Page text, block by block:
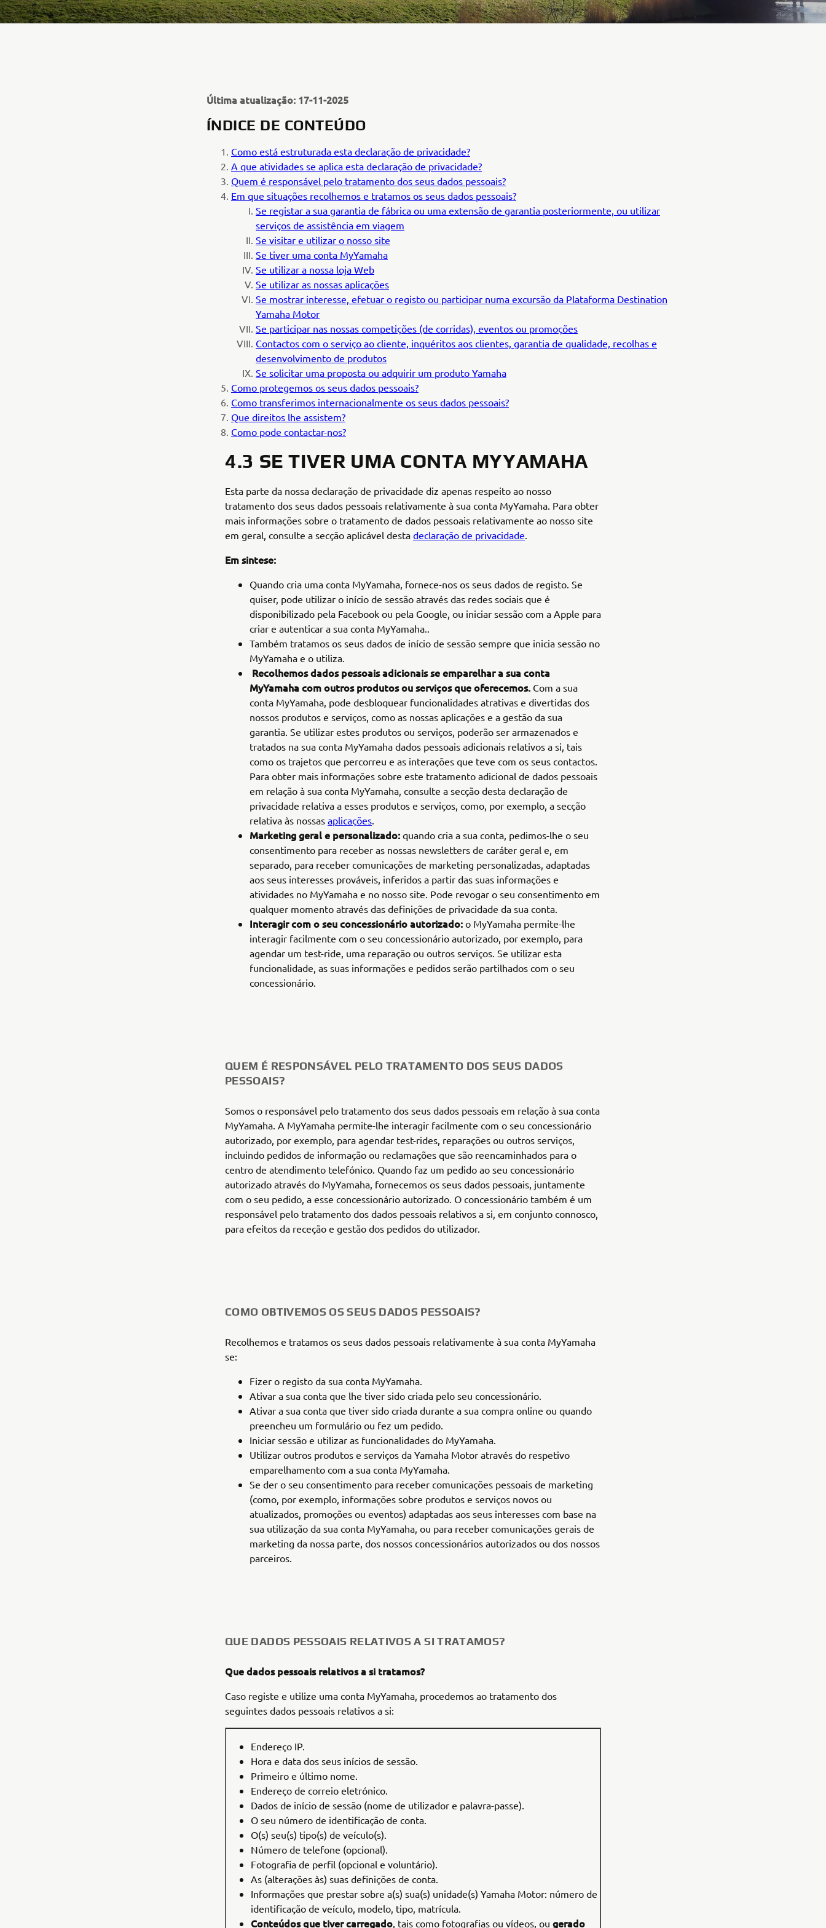
Última atualização: 17-11-2025
ÍNDICE DE CONTEÚDO
Como está estruturada esta declaração de privacidade?
A que atividades se aplica esta declaração de privacidade?
Quem é responsável pelo tratamento dos seus dados pessoais?
Em que situações recolhemos e tratamos os seus dados pessoais?
Se registar a sua garantia de fábrica ou uma extensão de garantia posteriormente, ou utilizar
serviços de assistência em viagem
Se visitar e utilizar o nosso site
Se tiver uma conta MyYamaha
Se utilizar a nossa loja Web
Se utilizar as nossas aplicações
Se mostrar interesse, efetuar o registo ou participar numa excursão da Plataforma Destination
Yamaha Motor
Se participar nas nossas competições (de corridas), eventos ou promoções
Contactos com o serviço ao cliente, inquéritos aos clientes, garantia de qualidade, recolhas e
desenvolvimento de produtos
Se solicitar uma proposta ou adquirir um produto Yamaha
Como protegemos os seus dados pessoais?
Como transferimos internacionalmente os seus dados pessoais?
Que direitos lhe assistem?
Como pode contactar-nos?
4.3 SE TIVER UMA CONTA MYYAMAHA
Esta parte da nossa declaração de privacidade diz apenas respeito ao nosso
tratamento dos seus dados pessoais relativamente à sua conta MyYamaha. Para obter
mais informações sobre o tratamento de dados pessoais relativamente ao nosso site
em geral, consulte a secção aplicável desta declaração de privacidade.
Em sintese:
Quando cria uma conta MyYamaha, fornece-nos os seus dados de registo. Se
quiser, pode utilizar o início de sessão através das redes sociais que é
disponibilizado pela Facebook ou pela Google, ou iniciar sessão com a Apple para
criar e autenticar a sua conta MyYamaha..
Também tratamos os seus dados de início de sessão sempre que inicia sessão no
MyYamaha e o utiliza.
Recolhemos dados pessoais adicionais se emparelhar a sua conta
MyYamaha com outros produtos ou serviços que oferecemos. Com a sua
conta MyYamaha, pode desbloquear funcionalidades atrativas e divertidas dos
nossos produtos e serviços, como as nossas aplicações e a gestão da sua
garantia. Se utilizar estes produtos ou serviços, poderão ser armazenados e
tratados na sua conta MyYamaha dados pessoais adicionais relativos a si, tais
como os trajetos que percorreu e as interações que teve com os seus contactos.
Para obter mais informações sobre este tratamento adicional de dados pessoais
em relação à sua conta MyYamaha, consulte a secção desta declaração de
privacidade relativa a esses produtos e serviços, como, por exemplo, a secção
relativa às nossas aplicações.
Marketing geral e personalizado: quando cria a sua conta, pedimos-lhe o seu
consentimento para receber as nossas newsletters de caráter geral e, em
separado, para receber comunicações de marketing personalizadas, adaptadas
aos seus interesses prováveis, inferidos a partir das suas informações e
atividades no MyYamaha e no nosso site. Pode revogar o seu consentimento em
qualquer momento através das definições de privacidade da sua conta.
Interagir com o seu concessionário autorizado: o MyYamaha permite-lhe
interagir facilmente com o seu concessionário autorizado, por exemplo, para
agendar um test-ride, uma reparação ou outros serviços. Se utilizar esta
funcionalidade, as suas informações e pedidos serão partilhados com o seu
concessionário.
QUEM É RESPONSÁVEL PELO TRATAMENTO DOS SEUS DADOS
PESSOAIS?
Somos o responsável pelo tratamento dos seus dados pessoais em relação à sua conta
MyYamaha. A MyYamaha permite-lhe interagir facilmente com o seu concessionário
autorizado, por exemplo, para agendar test-rides, reparações ou outros serviços,
incluindo pedidos de informação ou reclamações que são reencaminhados para o
centro de atendimento telefónico. Quando faz um pedido ao seu concessionário
autorizado através do MyYamaha, fornecemos os seus dados pessoais, juntamente
com o seu pedido, a esse concessionário autorizado. O concessionário também é um
responsável pelo tratamento dos dados pessoais relativos a si, em conjunto connosco,
para efeitos da receção e gestão dos pedidos do utilizador.
COMO OBTIVEMOS OS SEUS DADOS PESSOAIS?
Recolhemos e tratamos os seus dados pessoais relativamente à sua conta MyYamaha
se:
Fizer o registo da sua conta MyYamaha.
Ativar a sua conta que lhe tiver sido criada pelo seu concessionário.
Ativar a sua conta que tiver sido criada durante a sua compra online ou quando
preencheu um formulário ou fez um pedido.
Iniciar sessão e utilizar as funcionalidades do MyYamaha.
Utilizar outros produtos e serviços da Yamaha Motor através do respetivo
emparelhamento com a sua conta MyYamaha.
Se der o seu consentimento para receber comunicações pessoais de marketing
(como, por exemplo, informações sobre produtos e serviços novos ou
atualizados, promoções ou eventos) adaptadas aos seus interesses com base na
sua utilização da sua conta MyYamaha, ou para receber comunicações gerais de
marketing da nossa parte, dos nossos concessionários autorizados ou dos nossos
parceiros.
QUE DADOS PESSOAIS RELATIVOS A SI TRATAMOS?
Que dados pessoais relativos a si tratamos?
Caso registe e utilize uma conta MyYamaha, procedemos ao tratamento dos
seguintes dados pessoais relativos a si:
Endereço IP.
Hora e data dos seus inícios de sessão.
Primeiro e último nome.
Endereço de correio eletrónico.
Dados de início de sessão (nome de utilizador e palavra-passe).
O seu número de identificação de conta.
O(s) seu(s) tipo(s) de veículo(s).
Número de telefone (opcional).
Fotografia de perfil (opcional e voluntário).
As (alterações às) suas definições de conta.
Informações que prestar sobre a(s) sua(s) unidade(s) Yamaha Motor: número de
identificação de veículo, modelo, tipo, matrícula.
Conteúdos que tiver carregado, tais como fotografias ou vídeos, ou gerado